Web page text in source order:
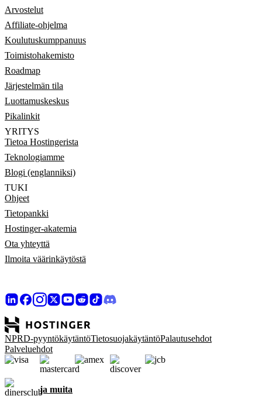
Arvostelut
Affiliate-ohjelma
Koulutuskumppanuus
Toimistohakemisto
Roadmap
Järjestelmän tila
Luottamuskeskus
Pikalinkit
YRITYS
Tietoa Hostingerista
Teknologiamme
Blogi (englanniksi)
TUKI
Ohjeet
Tietopankki
Hostinger-akatemia
Ota yhteyttä
Ilmoita väärinkäytöstä
NPRD-pyyntökäytäntöTietosuojakäytäntöPalautusehdot
Palveluehdot
ja muita